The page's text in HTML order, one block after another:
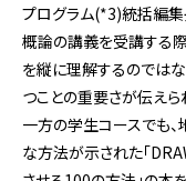
プログラム(*3)統括編
概論の講義を受講する
を縦に理解するのでは
つことの重要さが伝えら
一方の学生コースでも
な方法が示された「